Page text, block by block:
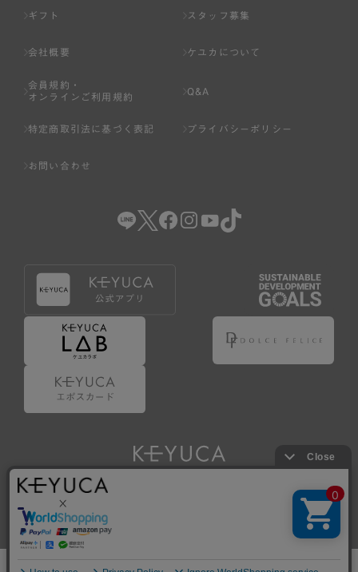
ギフト スタッフ募集
会社概要 ケユカについて
会員規約・
オンラインご利用規約
Q&A
特定商取引法に基づく表記 プライバシーポリシー
お問い合わせ
Copyright © KAWAJUN Co., Ltd. All Rights Reserved.